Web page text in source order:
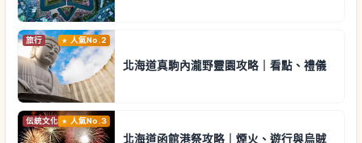
旅行 人氣No.2
北海道真駒內瀧野靈園攻略｜看點、禮儀
伝統文化 人氣No.3
北海道函館港祭攻略｜煙火、遊行與烏賊